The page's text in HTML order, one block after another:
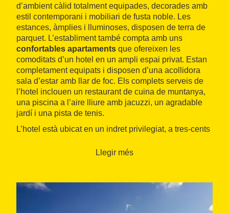
d’ambient càlid totalment equipades, decorades amb
estil contemporani i mobiliari de fusta noble. Les
estances, àmplies i lluminoses, disposen de terra de
parquet. L’establiment també compta amb uns
confortables apartaments que ofereixen les
comoditats d’un hotel en un ampli espai privat. Estan
completament equipats i disposen d’una acollidora
sala d’estar amb llar de foc. Els complets serveis de
l’hotel inclouen un restaurant de cuina de muntanya,
una piscina a l’aire lliure amb jacuzzi, un agradable
jardí i una pista de tenis.
L’hotel està ubicat en un indret privilegiat, a tres-cents
paratges encara verges
Llegir més